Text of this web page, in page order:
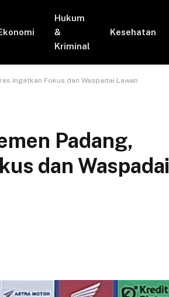
Hukum
&
Kriminal
Kesehatan
Ingatkan Fokus dan Waspadai Lawan
Padang,
dan Waspadai